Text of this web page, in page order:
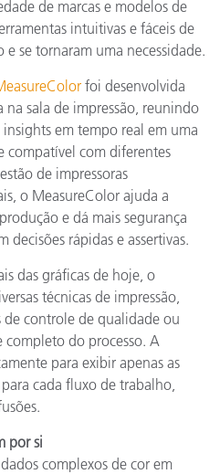
de marcas e modelos de
intuitivas e fáceis de
e se tornaram uma necessidade.
foi desenvolvida
na sala de impressão, reunindo
em tempo real em uma
compatível com diferentes
de impressoras
o MeasureColor ajuda a
e dá mais segurança
decisões rápidas e assertivas.
das gráficas de hoje, o
técnicas de impressão,
de controle de qualidade ou
completo do processo. A
para exibir apenas as
cada fluxo de trabalho,
por si
complexos de cor em